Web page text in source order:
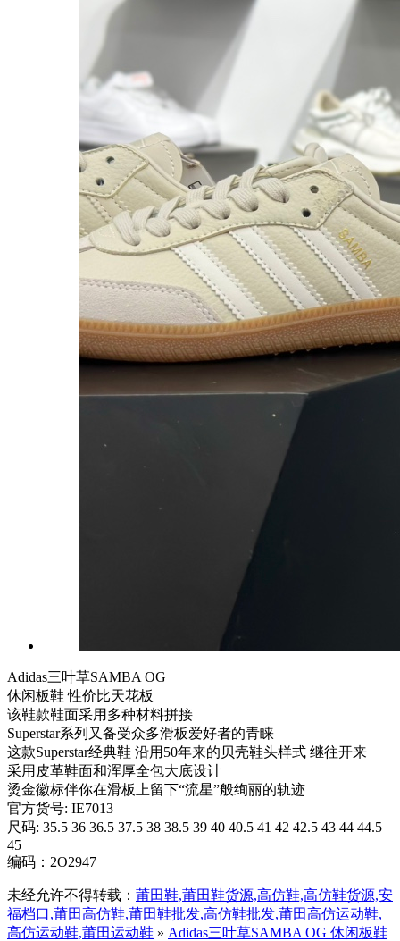
Adidas三叶草SAMBA OG
休闲板鞋 性价比天花板
该鞋款鞋面采用多种材料拼接
Superstar系列又备受众多滑板爱好者的青睐
这款Superstar经典鞋 沿用50年来的贝壳鞋头样式 继往开来
采用皮革鞋面和浑厚全包大底设计
烫金徽标伴你在滑板上留下“流星”般绚丽的轨迹
官方货号: IE7013
尺码: 35.5 36 36.5 37.5 38 38.5 39 40 40.5 41 42 42.5 43 44 44.5
45
编码：2O2947
未经允许不得转载： 莆田鞋,莆田鞋货源,高仿鞋,高仿鞋货源,安
福档口,莆田高仿鞋,莆田鞋批发,高仿鞋批发,莆田高仿运动鞋,
高仿运动鞋,莆田运动鞋 » Adidas三叶草SAMBA OG 休闲板鞋